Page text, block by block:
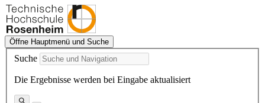
Öffne Hauptmenü und Suche
Suche
Die Ergebnisse werden bei Eingabe aktualisiert